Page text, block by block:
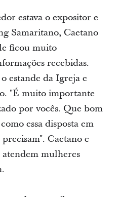
estava o expositor e
Samaritano, Caetano
ficou muito
recebidas.
estande da Igreja e
"É muito importante
por vocês. Que bom
essa disposta em
Caetano e
atendem mulheres